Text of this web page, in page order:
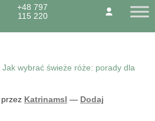
KONTAKTBLOG
+48 797
115 220
Jak wybrać świeże róże: porady dla
przez Katrinamsl — Dodaj